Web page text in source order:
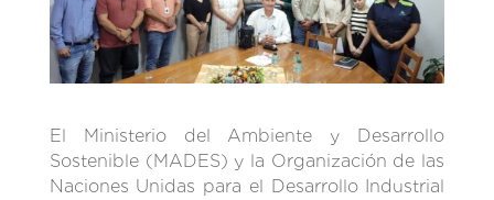
El Ministerio del Ambiente y Desarrollo
Sostenible (MADES) y la Organización de las
Naciones Unidas para el Desarrollo Industrial